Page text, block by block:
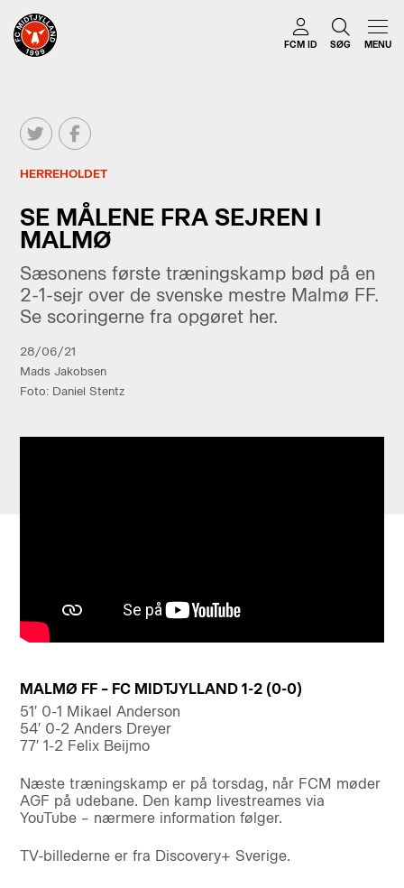
FCM ID SØG MENU
HERREHOLDET
SE MÅLENE FRA SEJREN I
MALMØ
Sæsonens første træningskamp bød på en
2-1-sejr over de svenske mestre Malmø FF.
Se scoringerne fra opgøret her.
28/06/21
Mads Jakobsen
Foto: Daniel Stentz
MALMØ FF – FC MIDTJYLLAND 1-2 (0-0)
51′ 0-1 Mikael Anderson
54′ 0-2 Anders Dreyer
77′ 1-2 Felix Beijmo
Næste træningskamp er på torsdag, når FCM møder
AGF på udebane. Den kamp livestreames via
YouTube – nærmere information følger.
TV-billederne er fra Discovery+ Sverige.